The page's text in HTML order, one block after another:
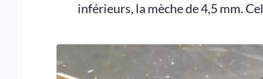
inférieurs, la mèche de 4,5 mm.